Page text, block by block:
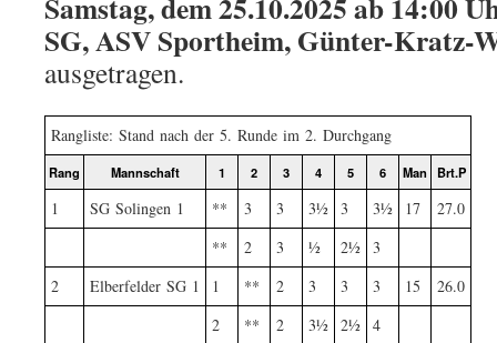
SG, ASV Sportheim, Günter-Kratz-
ausgetragen.
Rangliste: Stand nach der 5. Runde im 2. Durchgang
Rang Mannschaft 1 2 3 4 5 6 Man Brt.P
1 SG Solingen 1 ** 3 3 3½ 3 3½ 17
27.0
**
2 3 ½ 2½ 3
2
Elberfelder SG 1 1 ** 2 3 3 3 15
26.0
2
** 2 3½ 2½ 4